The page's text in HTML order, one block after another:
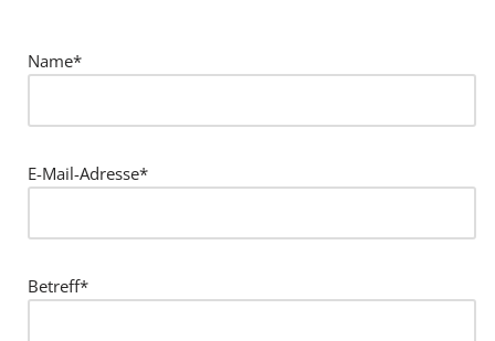
Name*
E-Mail-Adresse*
Betreff*